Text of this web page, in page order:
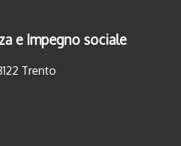
e Impegno sociale
Trento